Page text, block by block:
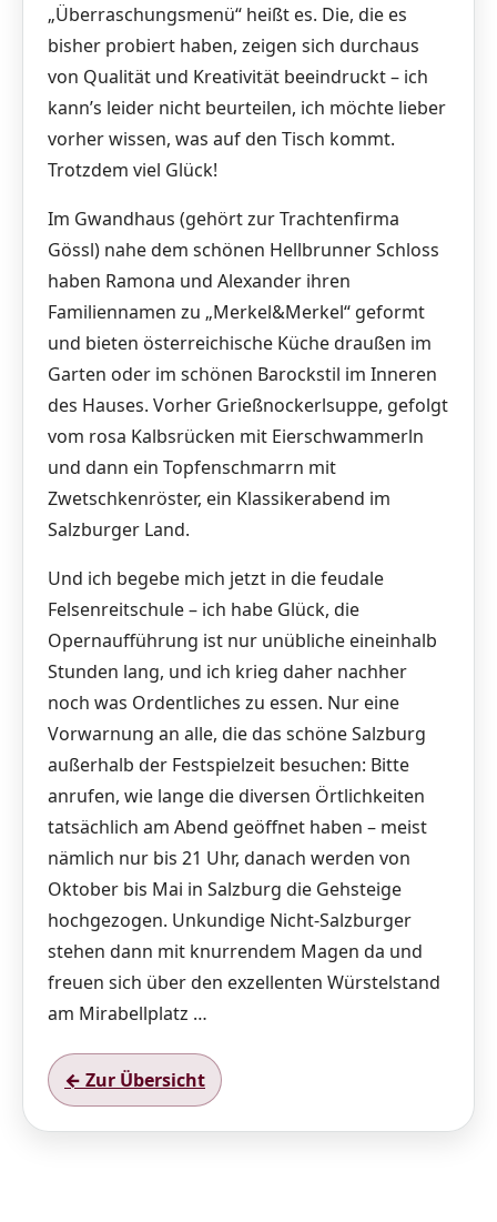
„Überraschungsmenü“ heißt es. Die, die es
bisher probiert haben, zeigen sich durchaus
von Qualität und Kreativität beeindruckt – ich
kann’s leider nicht beurteilen, ich möchte lieber
vorher wissen, was auf den Tisch kommt.
Trotzdem viel Glück!
Im Gwandhaus (gehört zur Trachtenfirma
Gössl) nahe dem schönen Hellbrunner Schloss
haben Ramona und Alexander ihren
Familiennamen zu „Merkel&Merkel“ geformt
und bieten österreichische Küche draußen im
Garten oder im schönen Barockstil im Inneren
des Hauses. Vorher Grießnockerlsuppe, gefolgt
vom rosa Kalbsrücken mit Eierschwammerln
und dann ein Topfenschmarrn mit
Zwetschkenröster, ein Klassikerabend im
Salzburger Land.
Und ich begebe mich jetzt in die feudale
Felsenreitschule – ich habe Glück, die
Opernaufführung ist nur unübliche eineinhalb
Stunden lang, und ich krieg daher nachher
noch was Ordentliches zu essen. Nur eine
Vorwarnung an alle, die das schöne Salzburg
außerhalb der Festspielzeit besuchen: Bitte
anrufen, wie lange die diversen Örtlichkeiten
tatsächlich am Abend geöffnet haben – meist
nämlich nur bis 21 Uhr, danach werden von
Oktober bis Mai in Salzburg die Gehsteige
hochgezogen. Unkundige Nicht-Salzburger
stehen dann mit knurrendem Magen da und
freuen sich über den exzellenten Würstelstand
am Mirabellplatz …
← Zur Übersicht